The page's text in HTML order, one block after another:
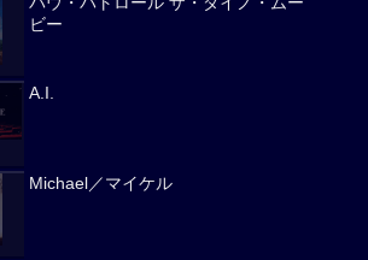
ビー
A.I.
Michael／マイケル